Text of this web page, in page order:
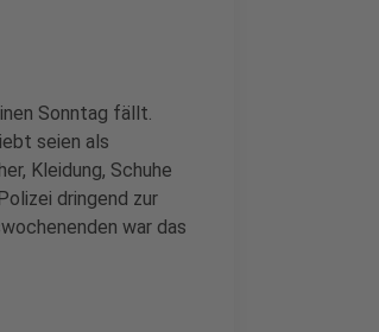
Sonntag fällt.
seien als
Kleidung, Schuhe
dringend zur
war das